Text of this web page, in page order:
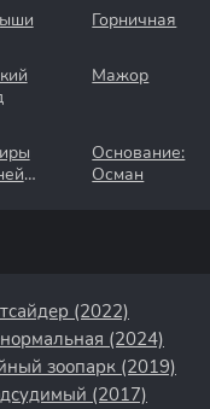
Горничная
Мажор
Основание:
Осман
(2022)
(2024)
зоопарк (2019)
(2017)